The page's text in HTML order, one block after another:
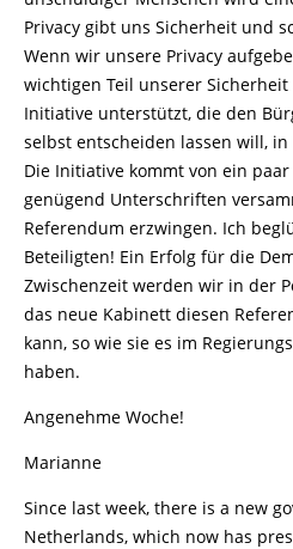
Privacy gibt uns Sicherheit und
Wenn wir unsere Privacy
wichtigen Teil unserer
Initiative unterstützt, die den
selbst entscheiden lassen will,
Die Initiative kommt von ein
genügend Unterschriften
Referendum erzwingen. Ich
Beteiligten! Ein Erfolg für die
Zwischenzeit werden wir in der
das neue Kabinett diesen
kann, so wie sie es im
haben.
Angenehme Woche!
Marianne
Since last week, there is a new
Netherlands, which now has